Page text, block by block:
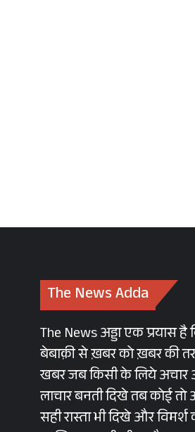
The News Adda
The News अड्डा एक प्रयास है
बेबाक़ी से ख़बर को ख़बर की
खबर जब किसी के लिये
लाचार बनती दिखे तब कोई तो
सही रास्ता भी दिखे और